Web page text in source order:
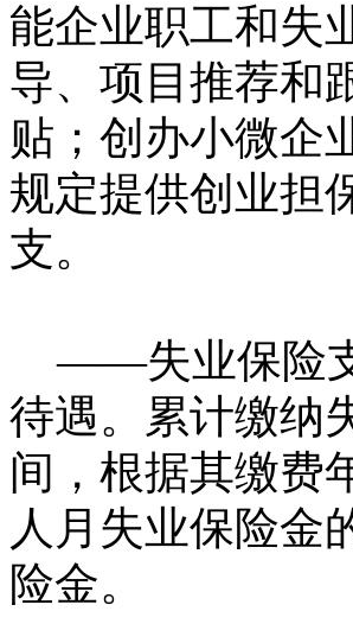
能企业职工和失
导、项目推荐和
贴；创办小微企
规定提供创业担
支。
——失业保险支
待遇。累计缴纳
间，根据其缴费
人月失业保险金
险金。